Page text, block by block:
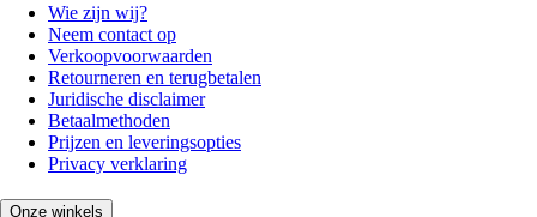
Wie zijn wij?
Neem contact op
Verkoopvoorwaarden
Retourneren en terugbetalen
Juridische disclaimer
Betaalmethoden
Prijzen en leveringsopties
Privacy verklaring
Onze winkels